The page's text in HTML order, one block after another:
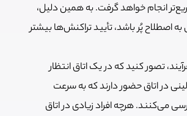
انجام خواهد گرفت. به همین دلیل،
اصطلاح پُر باشد، تأیید تراکنش‌ها بیشتر
تصور کنید که در یک اتاق انتظار
در اتاق حضور دارند که به سرعت
می‌کنند. هرچه افراد زیادی در اتاق